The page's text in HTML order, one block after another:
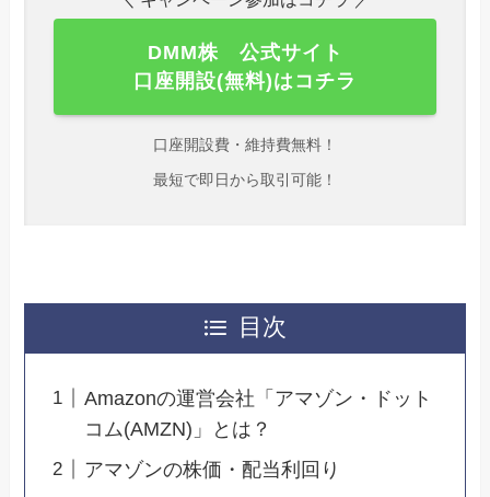
DMM株 公式サイト
口座開設(無料)はコチラ
口座開設費・維持費無料！
最短で即日から取引可能！
目次
Amazonの運営会社「アマゾン・ドット
コム(AMZN)」とは？
アマゾンの株価・配当利回り